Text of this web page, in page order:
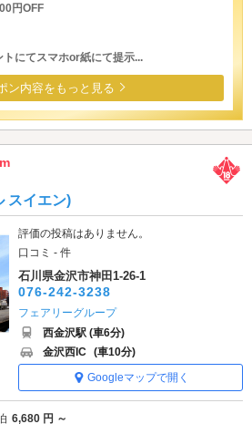
円OFF
にてスマホor紙にて提示...
ン内容をもっと見る
スイエン)
評価の投稿はありません。
口コミ - 件
石川県金沢市神田1-26-1
076-242-3238
フェアリーグループ
西金沢駅 (車6分)
金沢西IC (車10分)
Googleマップで開く
6,680 円 ～